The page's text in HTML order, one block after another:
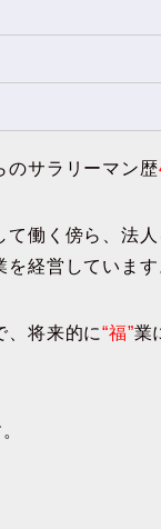
のサラリーマン歴
働く傍ら、法
経営しています
、将来的に“福”業